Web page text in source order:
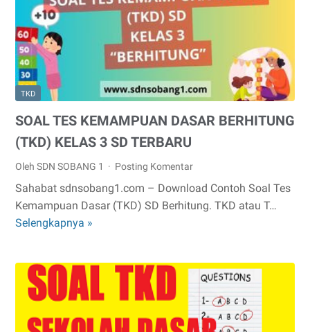
(TKD)
KELAS
3
SD
TERBARU
TKD
SOAL TES KEMAMPUAN DASAR BERHITUNG
(TKD) KELAS 3 SD TERBARU
Oleh SDN SOBANG 1 Posting Komentar
Sahabat sdnsobang1.com – Download Contoh Soal Tes
Kemampuan Dasar (TKD) SD Berhitung. TKD atau T…
Selengkapnya »
DASAR
BERHITUNG
KELAS